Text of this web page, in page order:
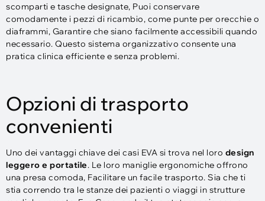
scomparti e tasche designate, Puoi conservare
comodamente i pezzi di ricambio, come punte per orecchie o
diaframmi, Garantire che siano facilmente accessibili quando
necessario. Questo sistema organizzativo consente una
pratica clinica efficiente e senza problemi.
Opzioni di trasporto
convenienti
Uno dei vantaggi chiave dei casi EVA si trova nel loro design
leggero e portatile. Le loro maniglie ergonomiche offrono
una presa comoda, Facilitare un facile trasporto. Sia che ti
stia correndo tra le stanze dei pazienti o viaggi in strutture